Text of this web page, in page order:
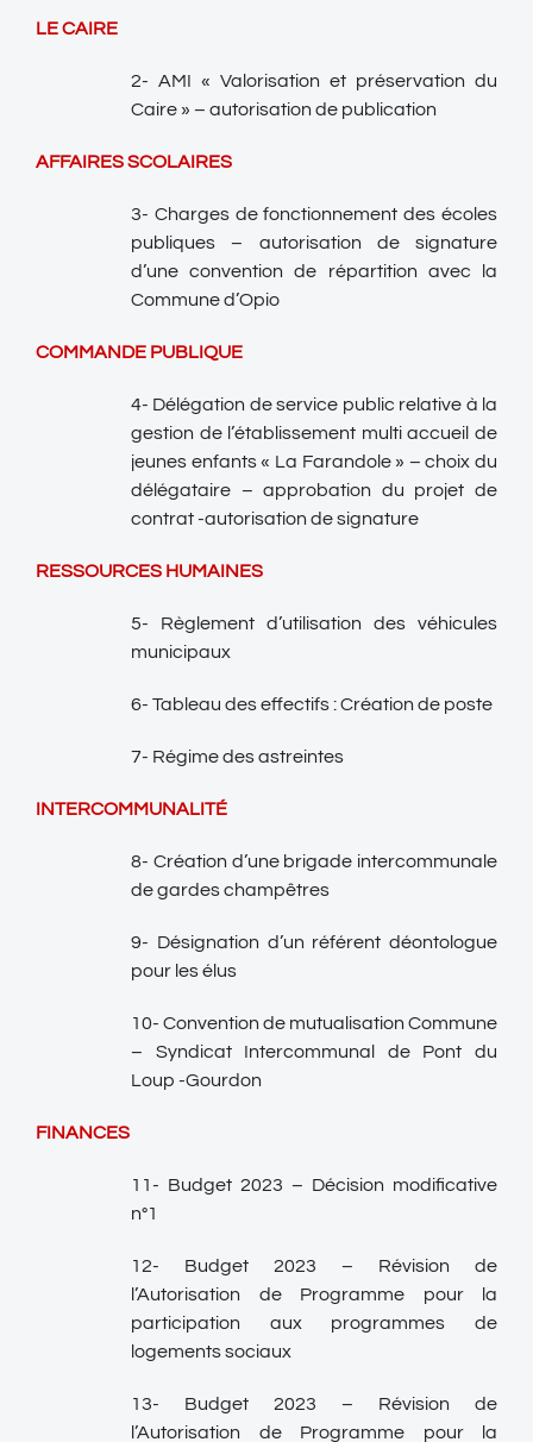
LE CAIRE
2- AMI « Valorisation et préservation du
Caire » – autorisation de publication
AFFAIRES SCOLAIRES
3- Charges de fonctionnement des écoles
publiques – autorisation de signature
d’une convention de répartition avec la
Commune d’Opio
COMMANDE PUBLIQUE
4- Délégation de service public relative à la
gestion de l’établissement multi accueil de
jeunes enfants « La Farandole » – choix du
délégataire – approbation du projet de
contrat -autorisation de signature
RESSOURCES HUMAINES
5- Règlement d’utilisation des véhicules
municipaux
6- Tableau des effectifs : Création de poste
7- Régime des astreintes
INTERCOMMUNALITÉ
8- Création d’une brigade intercommunale
de gardes champêtres
9- Désignation d’un référent déontologue
pour les élus
10- Convention de mutualisation Commune
– Syndicat Intercommunal de Pont du
Loup -Gourdon
FINANCES
11- Budget 2023 – Décision modificative
n°1
12- Budget 2023 – Révision de
l’Autorisation de Programme pour la
participation aux programmes de
logements sociaux
13- Budget 2023 – Révision de
l’Autorisation de Programme pour la